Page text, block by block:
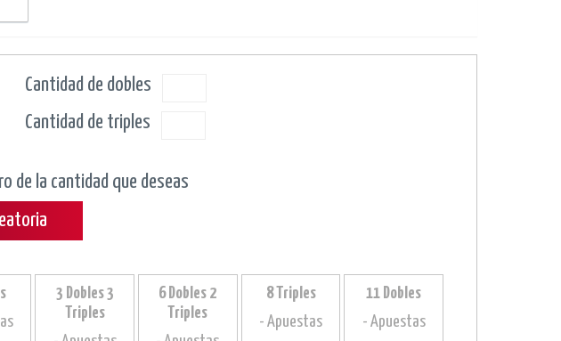
Cantidad de dobles
Cantidad de triples
de la cantidad que deseas
3 Dobles 3
Triples
6 Dobles 2
Triples
8 Triples
- Apuestas
11 Dobles
- Apuestas